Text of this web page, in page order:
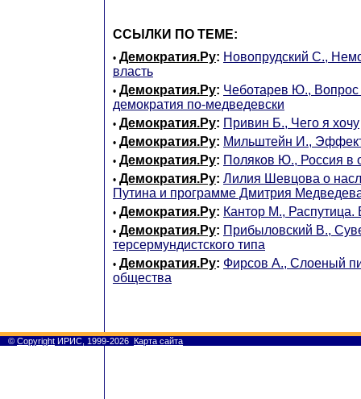
ССЫЛКИ ПО ТЕМЕ:
• Демократия.Ру: Новопрудский С.,
власть
• Демократия.Ру: Чеботарев Ю.,
демократия по-медведевски
• Демократия.Ру: Привин Б., Чего я хочу
• Демократия.Ру: Мильштейн И.,
• Демократия.Ру: Поляков Ю., Россия в
• Демократия.Ру: Лилия Шевцова о
Путина и программе Дмитрия
• Демократия.Ру: Кантор М.,
• Демократия.Ру: Прибыловский В.,
терсермундистского типа
• Демократия.Ру: Фирсов А., Слоеный
общества
© Copyright ИРИС, 1999-2026 Карта сайта